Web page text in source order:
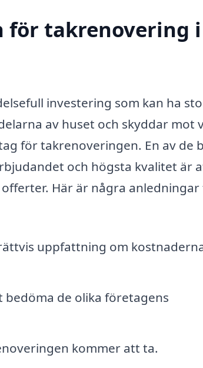
för takrenovering i
investering som kan ha
av huset och skyddar mot
för takrenoveringen. En av de
och högsta kvalitet är
Här är några anledningar
uppfattning om
de olika företagens
kommer att ta.